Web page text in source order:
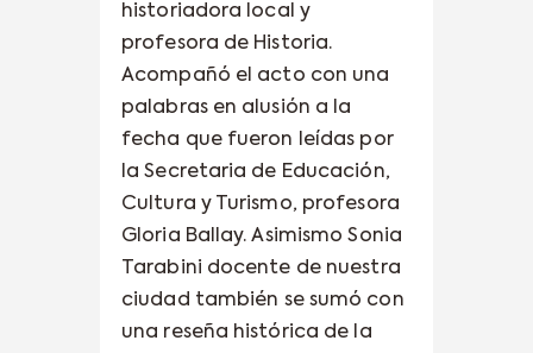
historiadora local y
profesora de Historia.
Acompañó el acto con una
palabras en alusión a la
fecha que fueron leídas por
la Secretaria de Educación,
Cultura y Turismo, profesora
Gloria Ballay. Asimismo Sonia
Tarabini docente de nuestra
ciudad también se sumó con
una reseña histórica de la